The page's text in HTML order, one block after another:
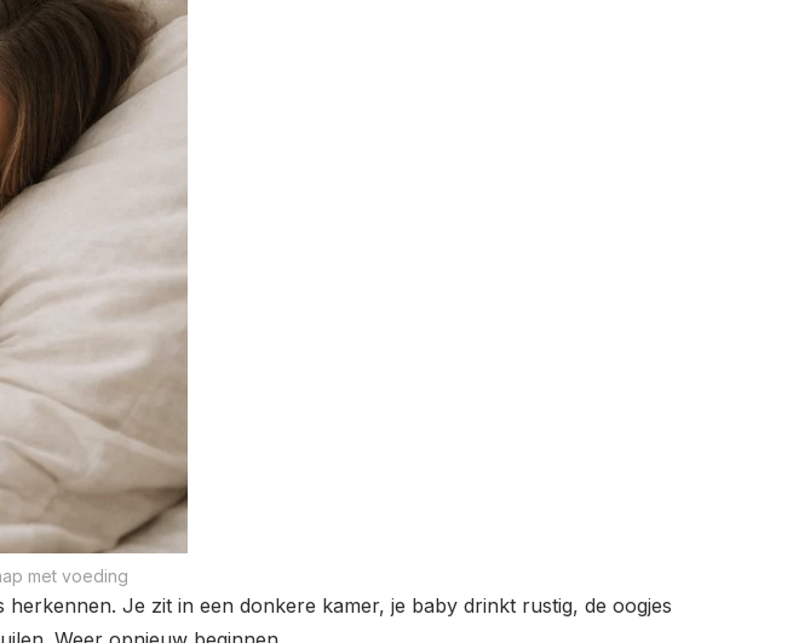
met voeding
Je zit in een donkere kamer, je baby drinkt rustig, de oogjes